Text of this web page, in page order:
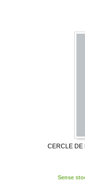
CERCLE DE
Sense